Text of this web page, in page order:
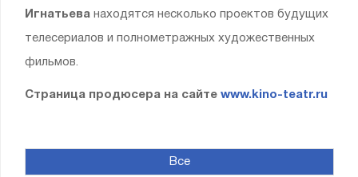
Игнатьева находятся несколько проектов будущих
телесериалов и полнометражных художественных
фильмов.
Страница продюсера на сайте www.kino-teatr.ru
Все